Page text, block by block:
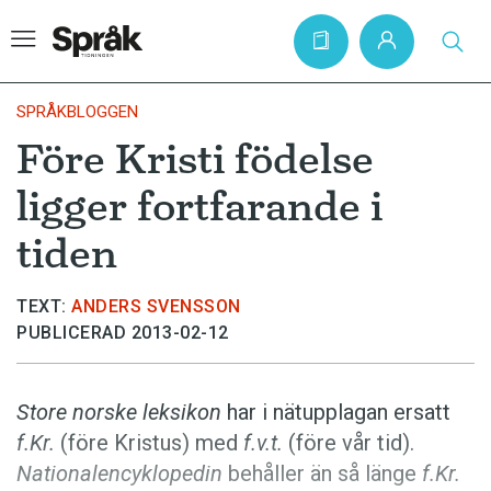
Hem
Artiklar
Krönikor
Språkfrågor
Skrivtips
Kviss
Podden
SPRÅKBLOGGEN
Före Kristi födelse
ligger fortfarande i
tiden
TEXT: ANDERS SVENSSON
PUBLICERAD 2013-02-12
Store norske leksikon har i nätupplagan ersatt
f.Kr. (före Kristus) med f.v.t. (före vår tid).
Nationalencyklopedin behåller än så länge f.Kr.